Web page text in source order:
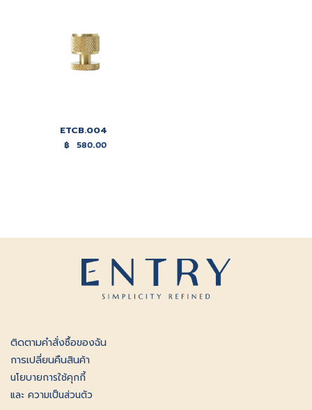
ETCB.004
฿ 580.00
ติดตามคําสั่งซื้อของฉัน
การเปลี่ยนคืนสินค้า
นโยบายการใช้คุกกี้
และ ความเป็นส่วนตัว